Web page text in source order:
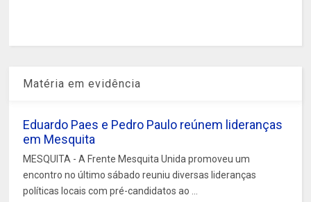
Matéria em evidência
Eduardo Paes e Pedro Paulo reúnem lideranças
em Mesquita
MESQUITA - A Frente Mesquita Unida promoveu um
encontro no último sábado reuniu diversas lideranças
políticas locais com pré-candidatos ao ...